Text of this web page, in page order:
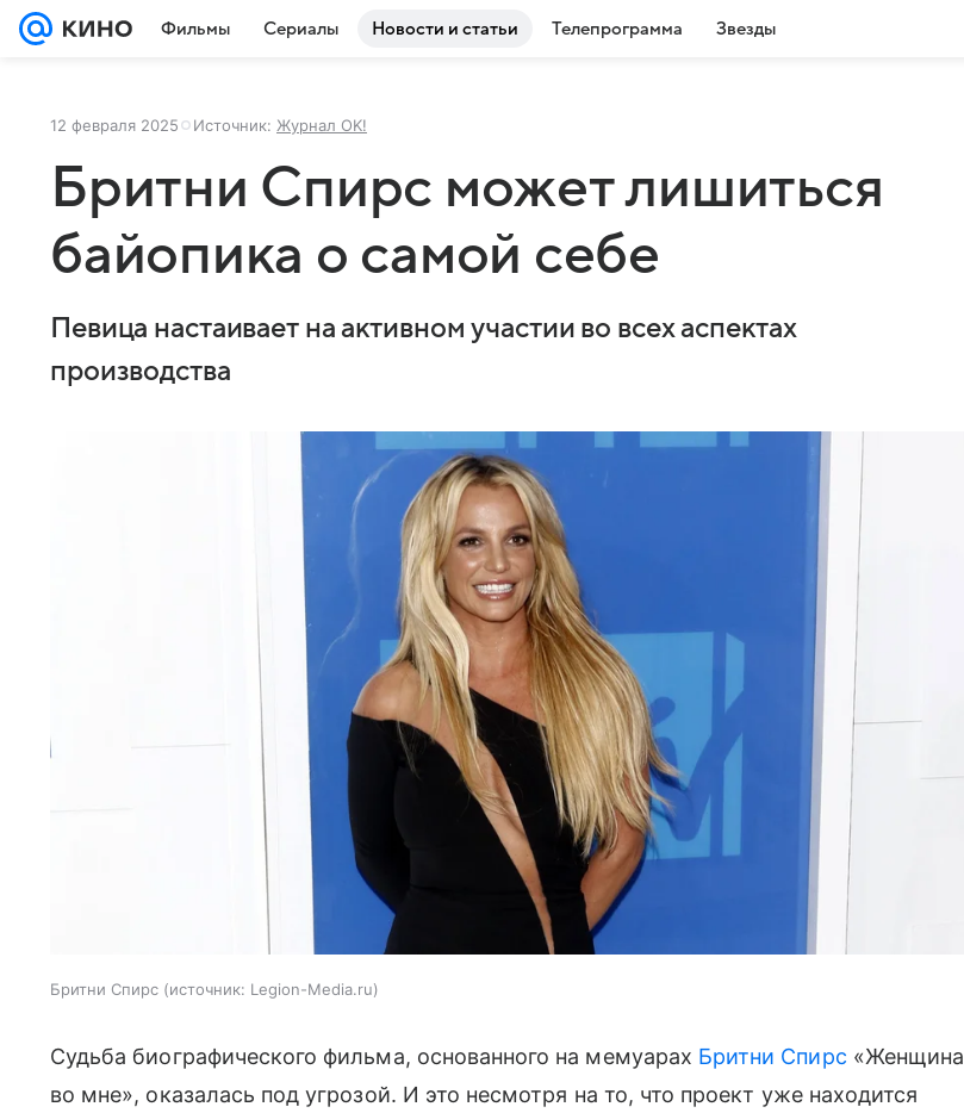
Фильмы Сериалы Новости и статьи Телепрограмма Звезды
12 февраля 2025 Источник: Журнал OK!
Бритни Спирс может лишиться
байопика о самой себе
Певица настаивает на активном участии во всех аспектах
производства
Бритни Спирс источник: Legion-Media.ru
Судьба биографического фильма, основанного на мемуарах Бритни Спирс «Женщина
во мне», оказалась под угрозой. И это несмотря на то, что проект уже находится